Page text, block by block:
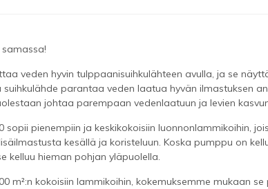
veden hyvin tulppaanisuihkulähteen avulla, ja se
parantaa veden laatua hyvän ilmastuksen
​​johtaa parempaan vedenlaatuun ja levien
sopii pienempiin ja keskikokoisiin luonnonlammikoihin,
kesällä ja koristeluun. Koska pumppu on
kelluu hieman pohjan yläpuolella.
m²:n kokoisiin lammikoihin, kokemuksemme mukaan